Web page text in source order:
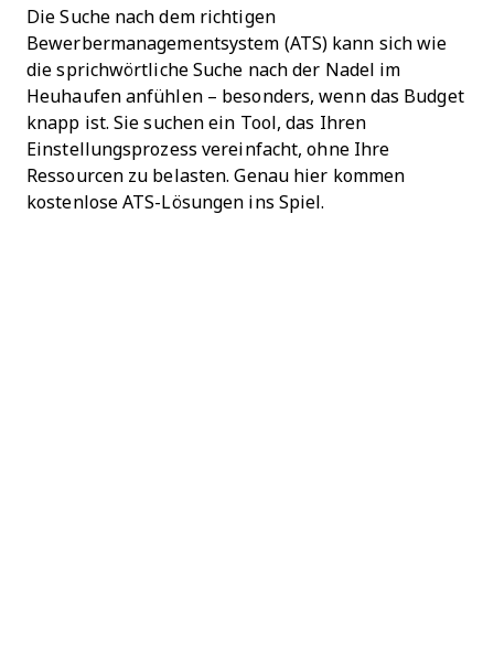
Die Suche nach dem richtigen
Bewerbermanagementsystem (ATS) kann sich wie
die sprichwörtliche Suche nach der Nadel im
Heuhaufen anfühlen – besonders, wenn das Budget
knapp ist. Sie suchen ein Tool, das Ihren
Einstellungsprozess vereinfacht, ohne Ihre
Ressourcen zu belasten. Genau hier kommen
kostenlose ATS-Lösungen ins Spiel.